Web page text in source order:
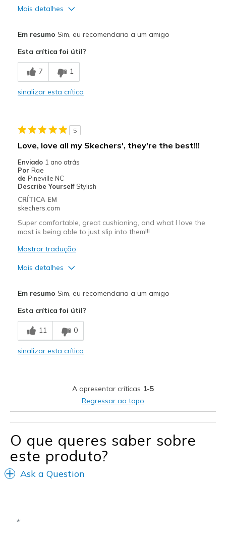
Mais detalhes
Comfortable
Stylish
Travel
Width
Sizing
Em resumo Sim, eu recomendaria a um amigo
Esta crítica foi útil?
7 1
sinalizar esta crítica
5
Love, love all my Skechers', they're the best!!!
Enviado 1 ano atrás
Por Rae
de Pineville NC
Describe Yourself Stylish
CRÍTICA EM
skechers.com
Super comfortable, great cushioning, and what I love the
most is being able to just slip into them!!!
Mostrar tradução
Mais detalhes
Comfortable
Durable
Feels half size too big
I'm Into Shoes
Em resumo Sim, eu recomendaria a um amigo
Esta crítica foi útil?
11 0
sinalizar esta crítica
A apresentar críticas 1-5
Regressar ao topo
O que queres saber sobre
este produto?
Ask a Question